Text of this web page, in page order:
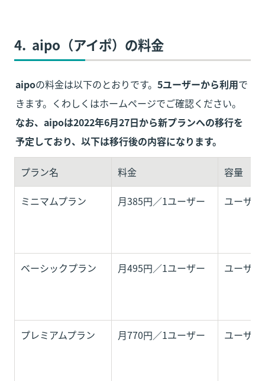
4. aipo（アイポ） の料金
aipoの料金は以下のとおりです。 5ユーザーから利用で
きます。くわしくはホームページでご確認ください。
なお、aipoは2022年6月27日から新プランへの移行を
予定しており、以下は移行後の内容になります。
プラン名 料金 容量
ミニマムプラン 月385円／1ユーザー ユーザ
ベーシックプラン 月495円／1ユーザー ユーザ
プレミアムプラン 月770円／1ユーザー ユーザ